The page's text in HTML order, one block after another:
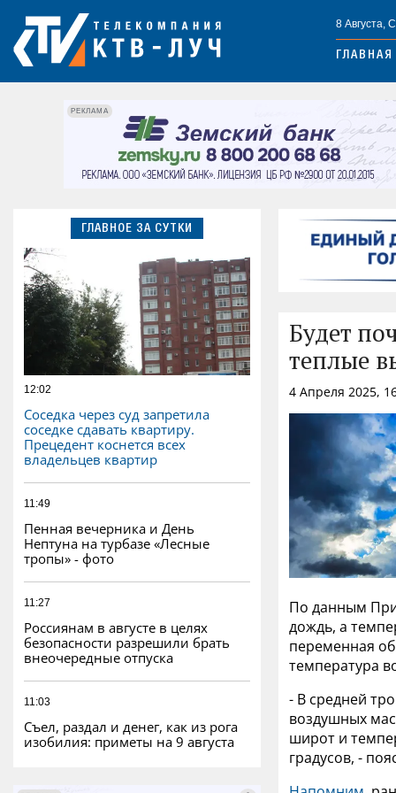
8 Августа,
ГЛАВНАЯ
РЕКЛАМА
ГЛАВНОЕ ЗА СУТКИ
12:02
Соседка через суд запретила
соседке сдавать квартиру.
Прецедент коснется всех
владельцев квартир
11:49
Пенная вечерника и День
Нептуна на турбазе «Лесные
тропы» - фото
11:27
Россиянам в августе в целях
безопасности разрешили брать
внеочередные отпуска
11:03
Съел, раздал и денег, как из рога
изобилия: приметы на 9 августа
Будет
теплые
4 Апреля 2025,
По данным
дождь, а
переменная
температура
- В средней
воздушных
широт и
градусов, -